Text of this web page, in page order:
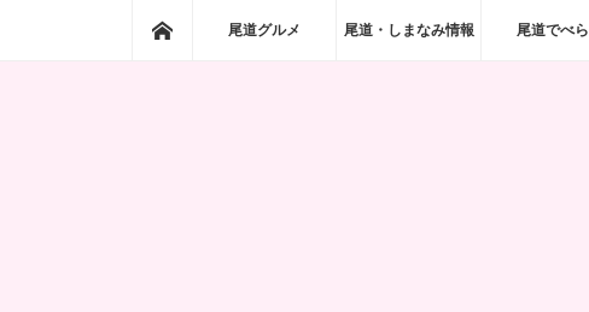
ホーム尾道グルメ 尾道・しまなみ情報 尾道でべら